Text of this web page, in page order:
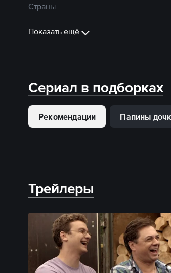
Страны
Показать ещё
Сериал в подборках
Рекомендации Папины
Трейлеры